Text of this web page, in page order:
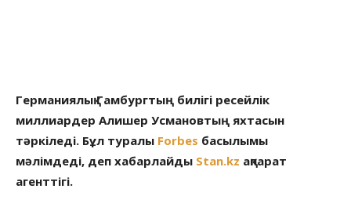
Германиялық Гамбургтың билігі ресейлік
миллиардер Алишер Усмановтың яхтасын
тәркіледі. Бұл туралы Forbes басылымы
мәлімдеді, деп хабарлайды Stan.kz ақпарат
агенттігі.